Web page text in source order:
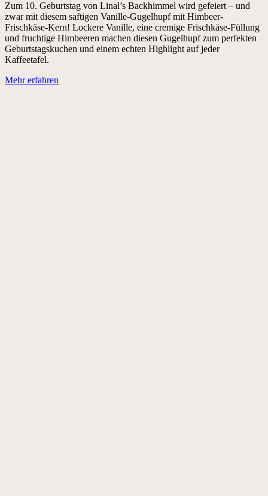
Zum 10. Geburtstag von Linal’s Backhimmel wird gefeiert – und
zwar mit diesem saftigen Vanille-Gugelhupf mit Himbeer-
Frischkäse-Kern! Lockere Vanille, eine cremige Frischkäse-Füllung
und fruchtige Himbeeren machen diesen Gugelhupf zum perfekten
Geburtstagskuchen und einem echten Highlight auf jeder
Kaffeetafel.
Mehr erfahren